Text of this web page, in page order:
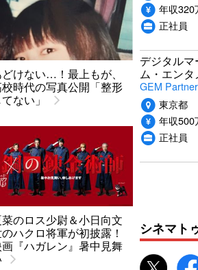
けない…！最上もが、
時代の写真公開「整形
ない」
のロス少尉＆小日向文
ハクロ将軍が初披露！
『ハガレン』暑中見舞
年収320
正社員
デジタル
ム・エンタ
GEM
東京都
年収500
正社員
シネマト